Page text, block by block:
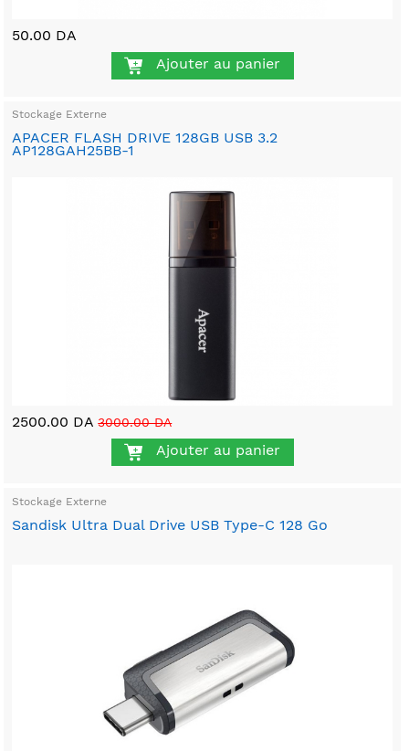
50.00 DA
Ajouter au panier
Stockage Externe
APACER FLASH DRIVE 128GB USB 3.2
AP128GAH25BB-1
2500.00 DA 3000.00 DA
Ajouter au panier
Stockage Externe
Sandisk Ultra Dual Drive USB Type-C 128 Go